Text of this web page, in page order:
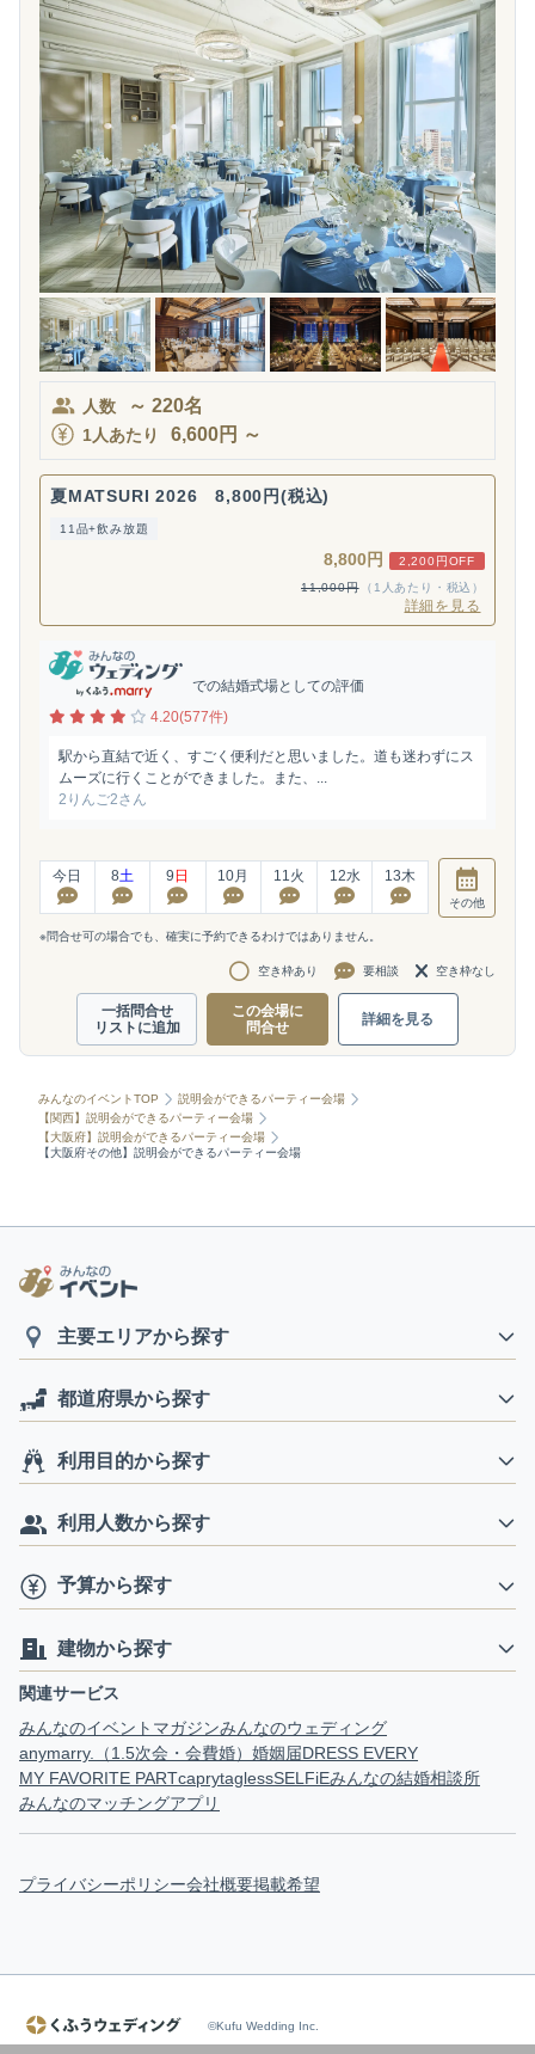
人数 ～ 220名
1人あたり 6,600円 ～
夏MATSURI 2026 8,800円(税込)
11品+飲み放題
8,800円
2,200円OFF
11,000円
（1人あたり・税込）
詳細を見る
での結婚式場としての評価
4.20(577件)
駅から直結で近く、すごく便利だと思いました。道も迷わずにス
ムーズに行くことができました。また、...
2りんご2さん
今日 8土 9 日 10月 11火 12水 13木
その他
※問合せ可の場合でも、確実に予約できるわけではありません。
空き枠あり 要相談 空き枠なし
一括問合せ
リストに追加
この会場に
問合せ
詳細を見る
みんなのイベントTOP
説明会ができるパーティー会場
【関西】説明会ができるパーティー会場
【大阪府】説明会ができるパーティー会場
【大阪府その他】説明会ができるパーティー会場
主要エリアから探す
都道府県から探す
利用目的から探す
利用人数から探す
予算から探す
建物から探す
関連サービス
みんなのイベントマガジンみんなのウェディング
anymarry.（1.5次会・会費婚） 婚姻届DRESS EVERY
MY FAVORITE PARTcaprytaglessSELFiEみんなの結婚相談所
みんなのマッチングアプリ
プライバシーポリシー会社概要掲載希望
©Kufu Wedding Inc.